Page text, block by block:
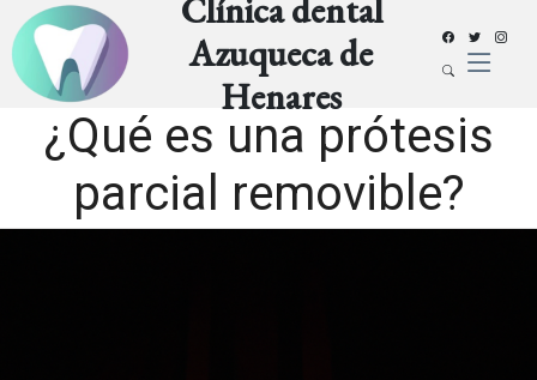
Clínica dental
Azuqueca de
Henares
¿Qué es una prótesis
parcial removible?